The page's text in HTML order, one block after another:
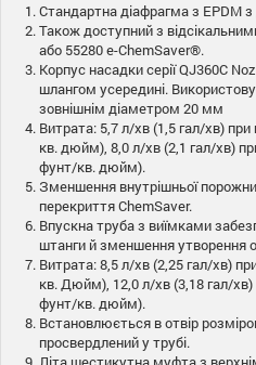
Стандартна діафрагма з EPDM
Також доступний з
або 55280 e-ChemSaver®.
Корпус насадки серії QJ360C
шлангом усередині.
зовнішнім діаметром 20 мм
Витрата: 5,7 л/хв (1,5 гал/хв)
кв. дюйм), 8,0 л/хв (2,1 гал/хв)
фунт/кв. дюйм).
Зменшення внутрішньої
перекриття ChemSaver.
Впускна труба з виїмками
штанги й зменшення утворення
Витрата: 8,5 л/хв (2,25 гал/хв)
кв. Дюйм), 12,0 л/хв (3,18 гал/хв)
фунт/кв. дюйм).
Встановлюється в отвір
просвердлений у трубі.